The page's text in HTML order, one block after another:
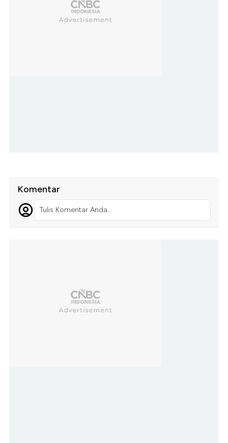
Komentar
Tulis Komentar Anda...